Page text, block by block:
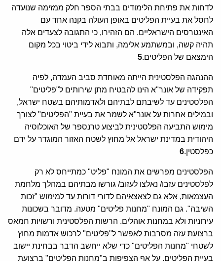
לדחות את פתיחת הלימודים בבתי הספר חלק ממזימה שנועדה
לחסל את בעיית הפליטים באופן העולה בקנה אחד עם
האינטרסים הישראליים. הם הזהירו, כי התגובה לצעדים אלה
תהיה קשה, ובמשתמע אלימה, ותבוא לידי ביטוי בכל מקום
הימצאם של הפליטים.5
ההנהגה הפלסטינית הייתה מאוחדת סביב העמדה, לפיה
תפקידה של אונר"א הינו להבטיח מתן שירותים ל"פליטים"
הפלסטינים עד לשיבתם לבתיהם ולאדמותיהם בשטח ישראל,
ובמילים אחרות על אונר"א לשמר את בעיית "הפליטים" לצורך
מימוש התביעה הפלסטינית לביצוע טרנספר של האוכלוסיה
היהודית במדינת ישראל אל מחוץ לשטח האזור המוגדר על ידם
כפלסטין.6
הפלסטינים מפרשים את המונח "פליט" כמתייחס לא רק
לפלסטינים עזבו/ נאלצו לעזוב/ גורשו מבתיהם במהלך מלחמת
העצמאות, אלא גם לצאצאיהם לדורי דורות עד למימוש "זכות
השיבה". גם המונח "מחנות פליטים" מטעה. מדובר בשכונות
עירוניות ולא במחנות אוהלים. הרשות הפלסטינית ורשויות חמאס
ברצועת עזה מסרבות לאפשר ל"פליטים" לרכוש אדמות מחוץ
לשטחי "מחנות הפליטים" כדי שלא ייחשב הדבר בבחינת יישוב
בעיית הפליטים. על אף הצפיפות ב"מחנות הפליטים" ברצועת